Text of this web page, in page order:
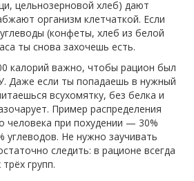
цельнозерновой хлеб) дают
организм клетчаткой. Если
(конфеты, хлеб из белой
ты снова захочешь есть.
калорий важно, чтобы рацион был
Даже если ты попадаешь в нужный
всухомятку, без белка и
Пример распределения
человека при похудении — 30%
углеводов. Не нужно заучивать
следить: в рационе всегда
групп.